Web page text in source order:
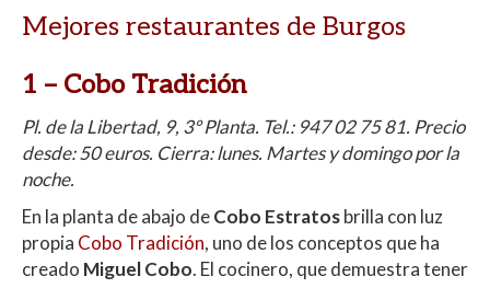
Mejores restaurantes de Burgos
1 – Cobo Tradición
Pl. de la Libertad, 9, 3º Planta. Tel.: 947 02 75 81. Precio
desde: 50 euros. Cierra: lunes. Martes y domingo por la
noche.
En la planta de abajo deCobo Estratosbrilla con luz
propia Cobo Tradición, uno de los conceptos que ha
creado Miguel Cobo. El cocinero, que demuestra tener